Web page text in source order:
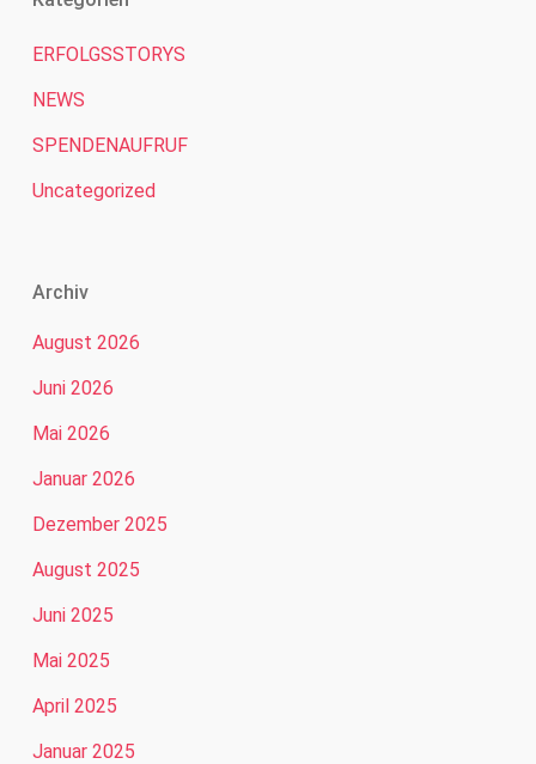
ERFOLGSSTORYS
NEWS
SPENDENAUFRUF
Uncategorized
Archiv
August 2026
Juni 2026
Mai 2026
Januar 2026
Dezember 2025
August 2025
Juni 2025
Mai 2025
April 2025
Januar 2025